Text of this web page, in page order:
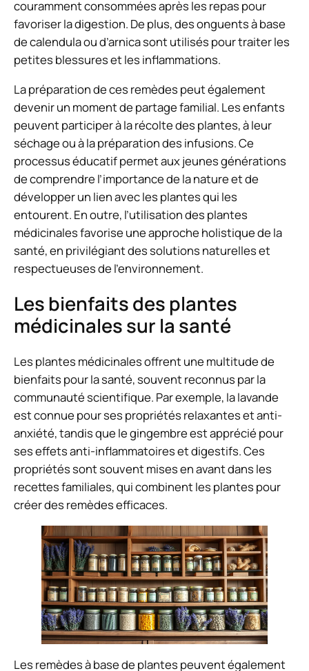
couramment consommées après les repas pour
favoriser la digestion. De plus, des onguents à base
de calendula ou d’arnica sont utilisés pour traiter les
petites blessures et les inflammations.
La préparation de ces remèdes peut également
devenir un moment de partage familial. Les enfants
peuvent participer à la récolte des plantes, à leur
séchage ou à la préparation des infusions. Ce
processus éducatif permet aux jeunes générations
de comprendre l’importance de la nature et de
développer un lien avec les plantes qui les
entourent. En outre, l’utilisation des plantes
médicinales favorise une approche holistique de la
santé, en privilégiant des solutions naturelles et
respectueuses de l’environnement.
Les bienfaits des plantes
médicinales sur la santé
Les plantes médicinales offrent une multitude de
bienfaits pour la santé, souvent reconnus par la
communauté scientifique. Par exemple, la lavande
est connue pour ses propriétés relaxantes et anti-
anxiété, tandis que le gingembre est apprécié pour
ses effets anti-inflammatoires et digestifs. Ces
propriétés sont souvent mises en avant dans les
recettes familiales, qui combinent les plantes pour
créer des remèdes efficaces.
Les remèdes à base de plantes peuvent également